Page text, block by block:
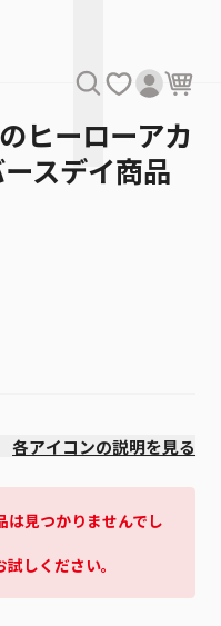
ヒーローアカ
スデイ商品
各アイコンの説明を見る
は見つかりませんでし
しください。